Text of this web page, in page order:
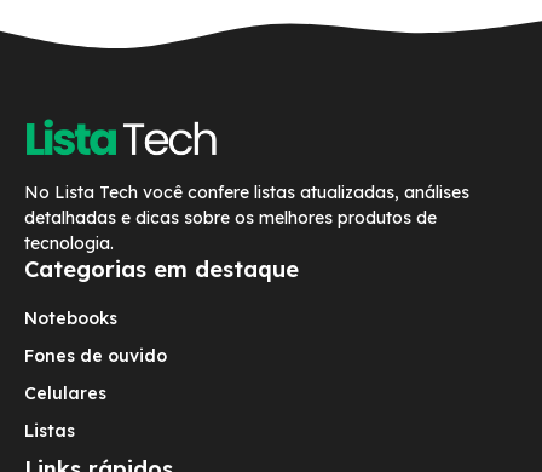
No Lista Tech você confere listas atualizadas, análises
detalhadas e dicas sobre os melhores produtos de
tecnologia.
Categorias em destaque
Notebooks
Fones de ouvido
Celulares
Listas